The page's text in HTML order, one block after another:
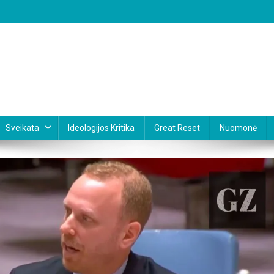
Sveikata Ideologijos Kritika Great Reset Nuomonė